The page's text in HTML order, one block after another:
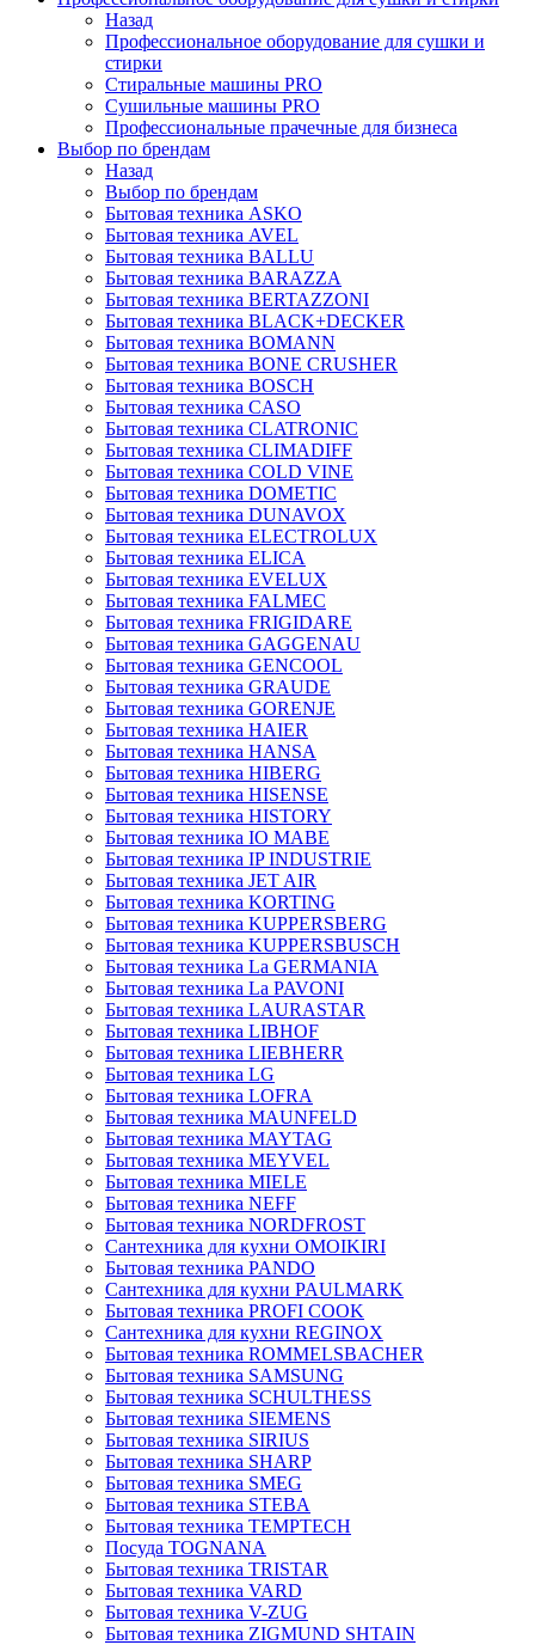
Назад
Профессиональное оборудование для сушки и
стирки
Стиральные машины PRO
Сушильные машины PRO
Профессиональные прачечные для бизнеса
Выбор по брендам
Назад
Выбор по брендам
Бытовая техника ASKO
Бытовая техника AVEL
Бытовая техника BALLU
Бытовая техника BARAZZA
Бытовая техника BERTAZZONI
Бытовая техника BLACK+DECKER
Бытовая техника BOMANN
Бытовая техника BONE CRUSHER
Бытовая техника BOSCH
Бытовая техника CASO
Бытовая техника CLATRONIC
Бытовая техника CLIMADIFF
Бытовая техника COLD VINE
Бытовая техника DOMETIC
Бытовая техника DUNAVOX
Бытовая техника ELECTROLUX
Бытовая техника ELICA
Бытовая техника EVELUX
Бытовая техника FALMEC
Бытовая техника FRIGIDARE
Бытовая техника GAGGENAU
Бытовая техника GENCOOL
Бытовая техника GRAUDE
Бытовая техника GORENJE
Бытовая техника HAIER
Бытовая техника HANSA
Бытовая техника HIBERG
Бытовая техника HISENSE
Бытовая техника HISTORY
Бытовая техника IO MABE
Бытовая техника IP INDUSTRIE
Бытовая техника JET AIR
Бытовая техника KORTING
Бытовая техника KUPPERSBERG
Бытовая техника KUPPERSBUSCH
Бытовая техника La GERMANIA
Бытовая техника La PAVONI
Бытовая техника LAURASTAR
Бытовая техника LIBHOF
Бытовая техника LIEBHERR
Бытовая техника LG
Бытовая техника LOFRA
Бытовая техника MAUNFELD
Бытовая техника MAYTAG
Бытовая техника MEYVEL
Бытовая техника MIELE
Бытовая техника NEFF
Бытовая техника NORDFROST
Сантехника для кухни OMOIKIRI
Бытовая техника PANDO
Сантехника для кухни PAULMARK
Бытовая техника PROFI COOK
Сантехника для кухни REGINOX
Бытовая техника ROMMELSBACHER
Бытовая техника SAMSUNG
Бытовая техника SCHULTHESS
Бытовая техника SIEMENS
Бытовая техника SIRIUS
Бытовая техника SHARP
Бытовая техника SMEG
Бытовая техника STEBA
Бытовая техника TEMPTECH
Посуда TOGNANA
Бытовая техника TRISTAR
Бытовая техника VARD
Бытовая техника V-ZUG
Бытовая техника ZIGMUND SHTAIN